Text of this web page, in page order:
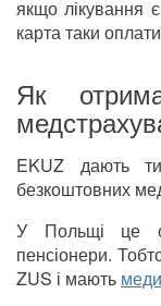
якщо лікування
карта таки
Як
EKUZ дають
безкоштовних
У Польщі це
пенсіонери.
ZUS і мають